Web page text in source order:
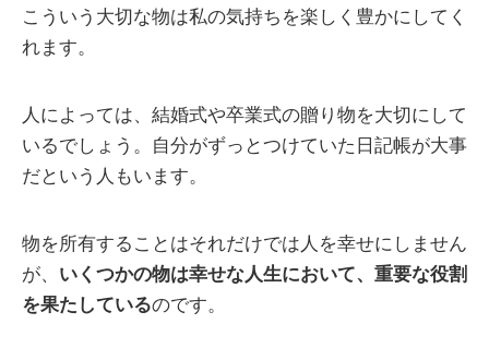
こういう大切な物は私の気持ちを楽しく豊かにしてく
れます。
人によっては、結婚式や卒業式の贈り物を大切にして
いるでしょう。自分がずっとつけていた日記帳が大事
だという人もいます。
物を所有することはそれだけでは人を幸せにしません
が、 いくつかの物は幸せな人生において、重要な役割
を果たしているのです。